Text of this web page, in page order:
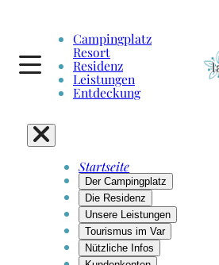
Campingplatz
Resort
Residenz
Leistungen
Entdeckung
Startseite
Der Campingplatz
Die Residenz
Unsere Leistungen
Tourismus im Var
Nützliche Infos